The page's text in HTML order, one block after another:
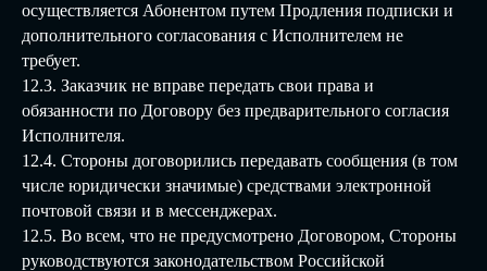
осуществляется Абонентом путем Продления подписки и
дополнительного согласования с Исполнителем не
требует.
12.3. Заказчик не вправе передать свои права и
обязанности по Договору без предварительного согласия
Исполнителя.
12.4. Стороны договорились передавать сообщения (в том
числе юридически значимые) средствами электронной
почтовой связи и в мессенджерах.
12.5. Во всем, что не предусмотрено Договором, Стороны
руководствуются законодательством Российской